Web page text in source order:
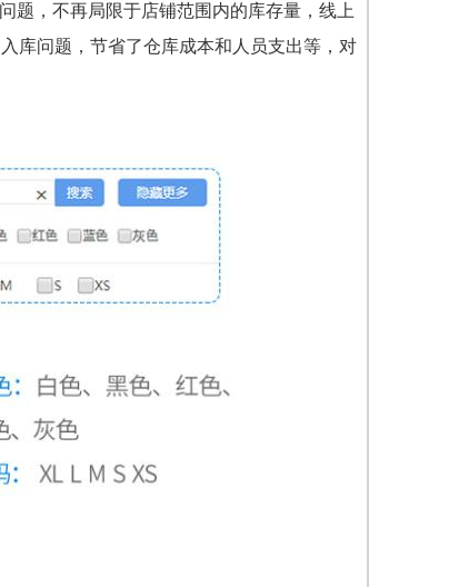
题，不再局限于店铺范围内的库存量，线上
库问题，节省了仓库成本和人员支出等，对